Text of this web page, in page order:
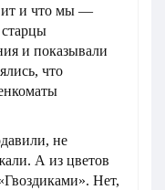
и что мы —
и показывали
что
не
А из цветов
Нет,